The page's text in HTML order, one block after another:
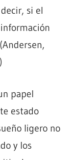
si el
papel
estado
ligero no
y los